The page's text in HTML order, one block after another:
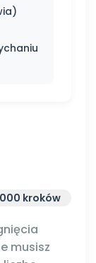
kroków
musisz